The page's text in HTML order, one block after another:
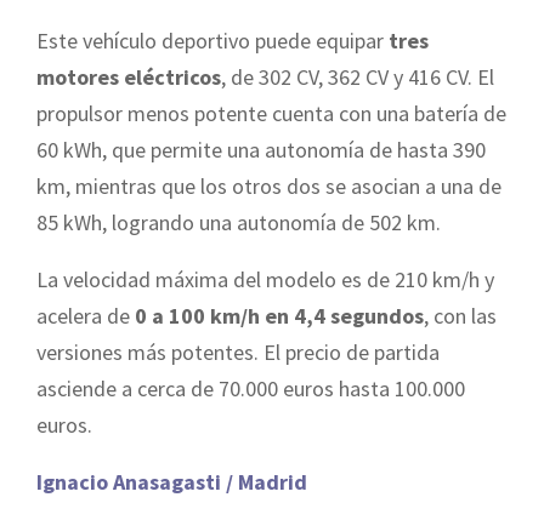
Este vehículo deportivo puede equipar tres
motores eléctricos, de 302 CV, 362 CV y 416 CV. El
propulsor menos potente cuenta con una batería de
60 kWh, que permite una autonomía de hasta 390
km, mientras que los otros dos se asocian a una de
85 kWh, logrando una autonomía de 502 km.
La velocidad máxima del modelo es de 210 km/h y
acelera de 0 a 100 km/h en 4,4 segundos, con las
versiones más potentes. El precio de partida
asciende a cerca de 70.000 euros hasta 100.000
euros.
Ignacio Anasagasti / Madrid